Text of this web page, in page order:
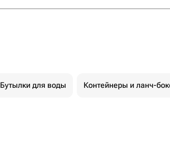
Бутылки для воды Контейнеры и ланч-